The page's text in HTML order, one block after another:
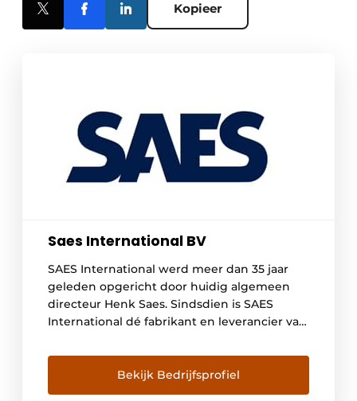
Kopieer
Saes International BV
SAES International werd meer dan 35 jaar
geleden opgericht door huidig algemeen
directeur Henk Saes. Sindsdien is SAES
International dé fabrikant en leverancier van
grondverzet. Onze historie in vogelvlucht…
In 1982 begon Henk Saes met de productie
van staalconstructies, voornamelijk
Bekijk Bedrijfsprofiel